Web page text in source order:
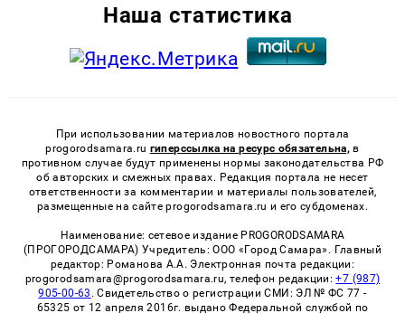
Наша статистика
При использовании материалов новостного портала
progorodsamara.ru гиперссылка на ресурс обязательна, в
противном случае будут применены нормы законодательства РФ
об авторских и смежных правах. Редакция портала не несет
ответственности за комментарии и материалы пользователей,
размещенные на сайте progorodsamara.ru и его субдоменах.
Наименование: сетевое издание PROGORODSAMARA
(ПРОГОРОДСАМАРА) Учредитель: ООО «Город Самара». Главный
редактор: Романова А.А. Электронная почта редакции:
progorodsamara@progorodsamara.ru, телефон редакции:+7 (987)
905-00-63 . Свидетельство о регистрации СМИ: ЭЛ № ФС 77 -
65325 от 12 апреля 2016г. выдано Федеральной службой по